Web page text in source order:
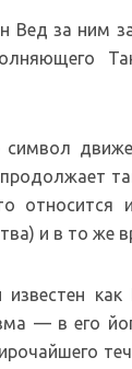
Вед за ним
относится
и в то же
— в его